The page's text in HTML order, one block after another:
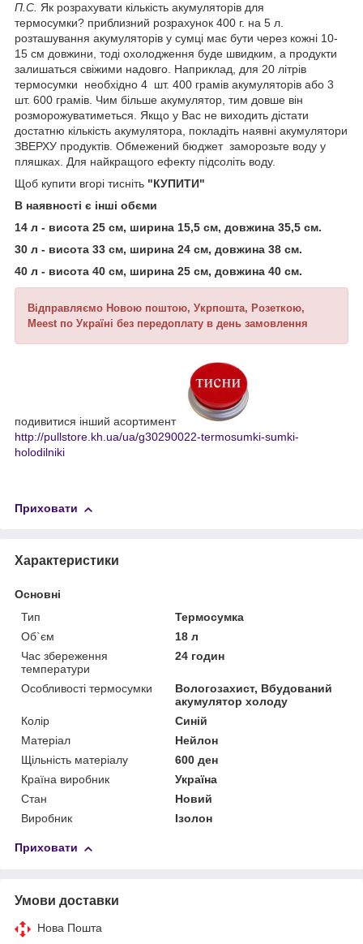
П.С. Як розрахувати кількість акумуляторів для
термосумки? приблизний розрахунок 400 г. на 5 л.
розташування акумуляторів у сумці має бути через кожні 10-
15 см довжини, тоді охолодження буде швидким, а продукти
залишаться свіжими надовго. Наприклад, для 20 літрів
термосумки необхідно 4 шт. 400 грамів акумуляторів або 3
шт. 600 грамів. Чим більше акумулятор, тим довше він
розморожуватиметься. Якщо у Вас не виходить дістати
достатню кількість акумулятора, покладіть наявні акумулятори
ЗВЕРХУ продуктів. Обмежений бюджет заморозьте воду у
пляшках. Для найкращого ефекту підсоліть воду.
Щоб купити вгорі тисніть "КУПИТИ"
В наявності є інші обєми
14 л - висота 25 см, ширина 15,5 см, довжина 35,5 см.
30 л - висота 33 см, ширина 24 см, довжина 38 см.
40 л - висота 40 см, ширина 25 см, довжина 40 см.
Відправляємо Новою поштою, Укрпошта, Розеткою,
Meest по Україні без передоплату в день замовлення
подивитися інший асортимент
http://pullstore.kh.ua/ua/g30290022-termosumki-sumki-
holodilniki
Приховати
Характеристики
Основні
Тип
Термосумка
Об`єм
18 л
Час збереження
температури
24 годин
Особливості термосумки
Вологозахист, Вбудований
акумулятор холоду
Колір
Синій
Матеріал
Нейлон
Щільність матеріалу
600 ден
Країна виробник
Україна
Стан
Новий
Виробник
Ізолон
Приховати
Умови доставки
Нова Пошта